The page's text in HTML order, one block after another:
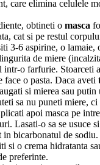
care elimina celulele
obtineti o masca
cat si pe restul
3-6 aspirine, o lamaie,
de miere
o farfurie. Stoarceti
face o pasta. Daca aveti
si mierea sau
sa nu puneti miere, ci
apoi masca pe
Lasati-o sa se usuce
bicarbonatul de sodiu.
si o crema hidratanta
preferinte.